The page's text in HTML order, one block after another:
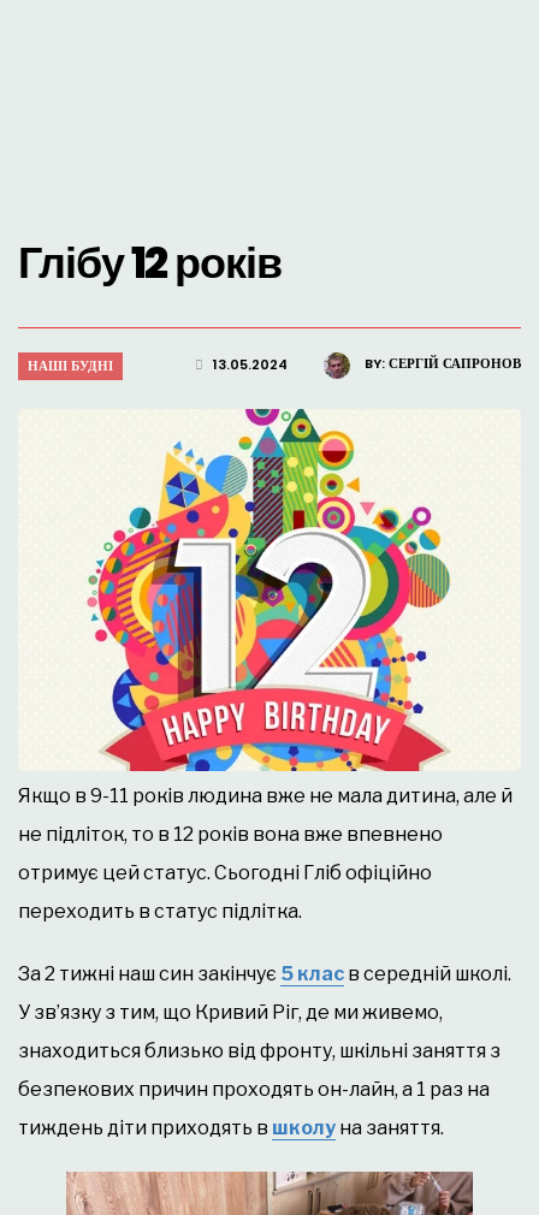
Глібу 12 років
BY:СЕРГІЙ САПРОНОВ
13.05.2024
НАШІ БУДНІ
Якщо в 9-11 років людина вже не мала дитина, але й
не підліток, то в 12 років вона вже впевнено
отримує цей статус. Сьогодні Гліб офіційно
переходить в статус підлітка.
За 2 тижні наш син закінчує 5 клас в середній школі.
У зв’язку з тим, що Кривий Ріг, де ми живемо,
знаходиться близько від фронту, шкільні заняття з
безпекових причин проходять он-лайн, а 1 раз на
тиждень діти приходять в школу на заняття.